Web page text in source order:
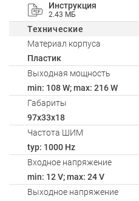
Инструкция
2.43 МБ
Технические
Материал корпуса
Пластик
Выходная мощность
min: 108 W; max: 216 W
Габариты
97x33x18
Частота ШИМ
typ: 1000 Hz
Входное напряжение
min: 12 V; max: 24 V
Выходное напряжение